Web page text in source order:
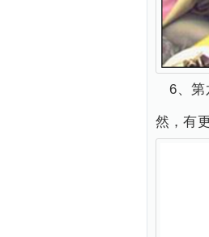
6、第
然，有